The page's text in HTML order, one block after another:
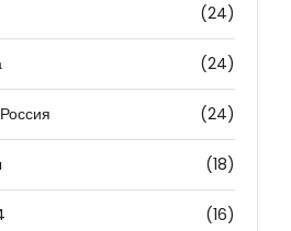
(24)
(24)
(24)
(18)
(16)